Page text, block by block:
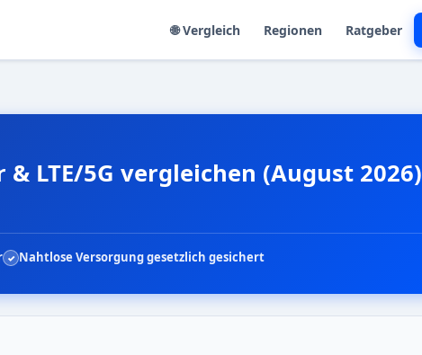
🌐 Vergleich Regionen Ratgeber
LTE/5G vergleichen (August 2026)
Nahtlose Versorgung gesetzlich gesichert